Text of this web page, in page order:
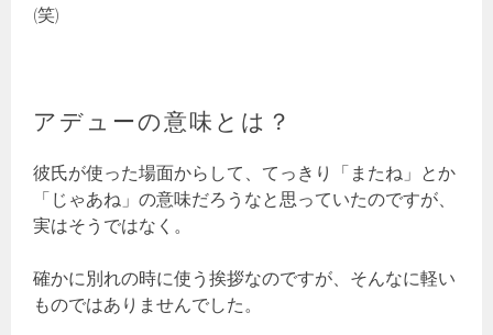
(笑)
アデューの意味とは？
彼氏が使った場面からして、てっきり「またね」とか
「じゃあね」の意味だろうなと思っていたのですが、
実はそうではなく。
確かに別れの時に使う挨拶なのですが、そんなに軽い
ものではありませんでした。